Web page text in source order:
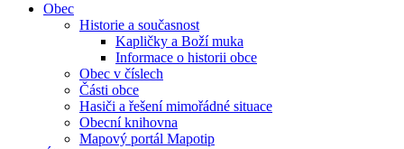
Obec
Historie a současnost
Kapličky a Boží muka
Informace o historii obce
Obec v číslech
Části obce
Hasiči a řešení mimořádné situace
Obecní knihovna
Mapový portál Mapotip